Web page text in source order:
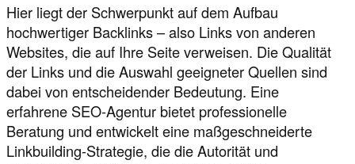
Hier liegt der Schwerpunkt auf dem Aufbau
hochwertiger Backlinks – also Links von anderen
Websites, die auf Ihre Seite verweisen. Die Qualität
der Links und die Auswahl geeigneter Quellen sind
dabei von entscheidender Bedeutung. Eine
erfahrene SEO-Agentur bietet professionelle
Beratung und entwickelt eine maßgeschneiderte
Linkbuilding-Strategie, die die Autorität und